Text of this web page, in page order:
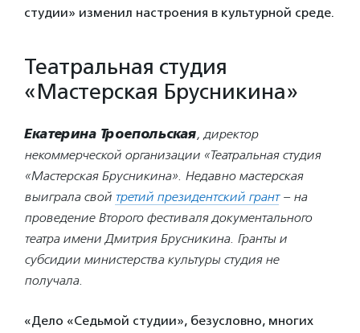
студии» изменил настроения в культурной среде.
Театральная студия
«Мастерская Брусникина»
Екатерина Троепольская, директор
некоммерческой организации «Театральная студия
«Мастерская Брусникина». Недавно мастерская
выиграла свой третий президентский грант– на
проведение Второго фестиваля документального
театра имени Дмитрия Брусникина. Гранты и
субсидии министерства культуры студия не
получала.
«Дело «Седьмой студии», безусловно, многих